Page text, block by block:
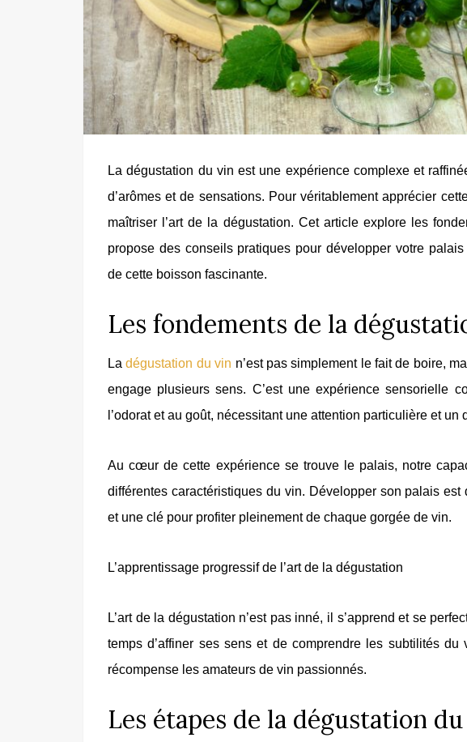
La dégustation du vin est une expérience complexe et
d’arômes et de sensations. Pour véritablement apprécier
maîtriser l’art de la dégustation. Cet article explore les
propose des conseils pratiques pour développer votre
de cette boisson fascinante.
Les fondements de la
Ladégustation du vin n’est pas simplement le fait de boire,
engage plusieurs sens. C’est une expérience sensorielle
l’odorat et au goût, nécessitant une attention particulière et un
Au cœur de cette expérience se trouve le palais, notre
différentes caractéristiques du vin. Développer son palais est
et une clé pour profiter pleinement de chaque gorgée de vin.
L’apprentissage progressif de l’art de la dégustation
L’art de la dégustation n’est pas inné, il s’apprend et se
temps d’affiner ses sens et de comprendre les subtilités
récompense les amateurs de vin passionnés.
Les étapes de la dégustation